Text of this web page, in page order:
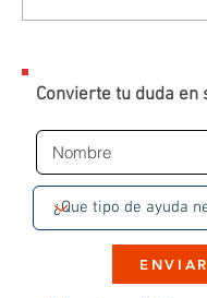
Convierte tu duda en
ENVIAR